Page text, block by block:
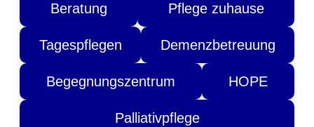
Beratung Pflege zuhause
Tagespflegen Demenzbetreuung
Begegnungszentrum HOPE
Palliativpflege